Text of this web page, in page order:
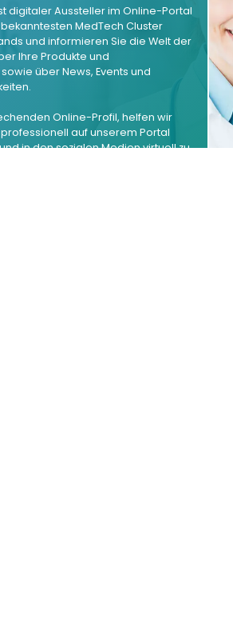
digitaler Aussteller im Online-Portal
MedTech Cluster
und informieren Sie die Welt der
Ihre Produkte und
über News, Events und
Online-Profil, helfen wir
auf unserem Portal
in den sozialen Medien virtuell zu